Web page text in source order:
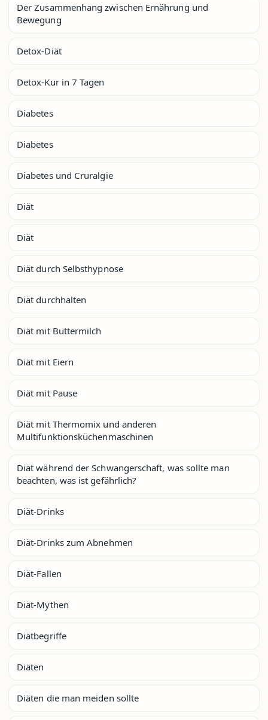
Der Zusammenhang zwischen Ernährung und
Bewegung
Detox-Diät
Detox-Kur in 7 Tagen
Diabetes
Diabetes
Diabetes und Cruralgie
Diät
Diät
Diät durch Selbsthypnose
Diät durchhalten
Diät mit Buttermilch
Diät mit Eiern
Diät mit Pause
Diät mit Thermomix und anderen
Multifunktionsküchenmaschinen
Diät während der Schwangerschaft, was sollte man
beachten, was ist gefährlich?
Diät-Drinks
Diät-Drinks zum Abnehmen
Diät-Fallen
Diät-Mythen
Diätbegriffe
Diäten
Diäten die man meiden sollte